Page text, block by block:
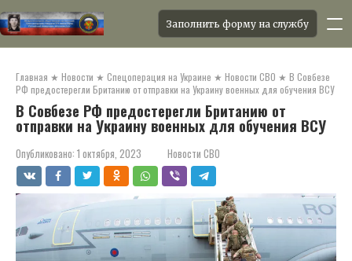
контенту
Заполнить форму на службу
Главная ★ Новости ★ Спецоперация на Украине ★ Новости СВО ★ В Совбезе
РФ предостерегли Британию от отправки на Украину военных для обучения ВСУ
В Совбезе РФ предостерегли Британию от
отправки на Украину военных для обучения ВСУ
Опубликовано: 1 октября, 2023 Новости СВО